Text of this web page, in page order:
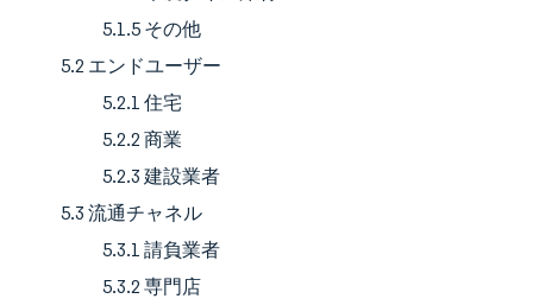
5.1.5 その他
5.2 エンドユーザー
5.2.1 住宅
5.2.2 商業
5.2.3 建設業者
5.3 流通チャネル
5.3.1 請負業者
5.3.2 専門店